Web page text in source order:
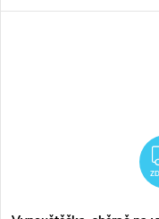
kombinované zařízení